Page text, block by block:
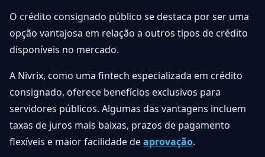
O crédito consignado público se destaca por ser uma
opção vantajosa em relação a outros tipos de crédito
disponíveis no mercado.
A Nivrix, como uma fintech especializada em crédito
consignado, oferece benefícios exclusivos para
servidores públicos. Algumas das vantagens incluem
taxas de juros mais baixas, prazos de pagamento
flexíveis e maior facilidade de aprovação.